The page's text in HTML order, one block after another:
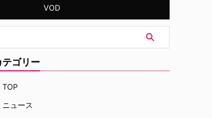
VOD
テゴリー
TOP
ニュース